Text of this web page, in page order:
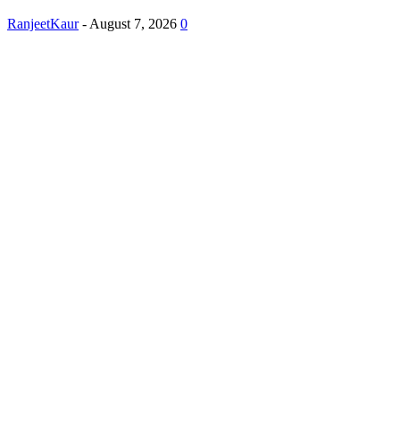
RanjeetKaur - August 7, 2026 0